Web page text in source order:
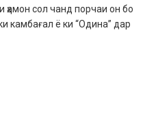
ҳамон сол чанд порчаи он бо
камбағал ё ки “Одина” дар